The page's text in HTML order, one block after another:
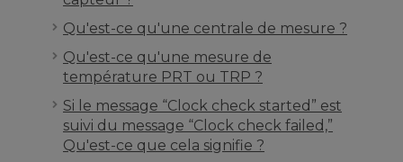
Qu'est-ce qu'une centrale de mesure ?
Qu'est-ce qu'une mesure de
température PRT ou TRP ?
Si le message “Clock check started” est
suivi du message “Clock check failed,”
Qu'est-ce que cela signifie ?